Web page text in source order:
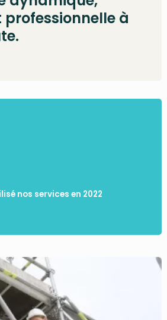
professionnelle à
nos services en 2022